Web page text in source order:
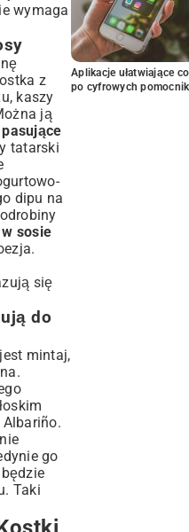
wymaga
z
kaszy
ją
tatarski
dipu na
sosie
się
do
mintaj,
go
Taki
Aplikacje ułatwiające
po cyfrowych